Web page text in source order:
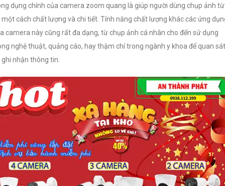
dụng chính của camera zoom quang là giúp người dùng chụp ảnh từ
một cách chất lượng và chi tiết. Tính năng chất lượng khác các ứng
camera này cũng rất đa dạng, từ chụp ảnh cá nhân cho đến sử dụng
nghệ thuật, quảng cáo, hay thậm chí trong ngành y khoa để quan sát
ghi nhận thông tin.